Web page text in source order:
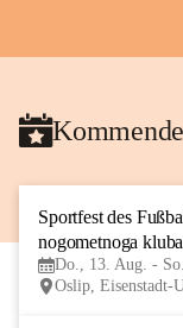
Sportfest des
nogometnoga kluba
Do., 13. Aug. -
Oslip, Eisenstadt-